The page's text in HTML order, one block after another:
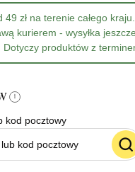
49 zł na terenie całego
kurierem - wysyłka
Dotyczy produktów z
i
kod pocztowy